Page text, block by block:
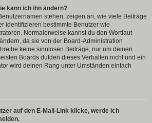
kann ich ihn ändern?
stehen, zeigen an, wie viele Beiträge
identifizieren bestimmte Benutzer wie
Normalerweise kannst du den Wortlaut
da sie von der Board-Administration
keine sinnlosen Beiträge, nur um deinen
Boards dulden dieses Verhalten nicht und ein
wird deinen Rang unter Umständen einfach
auf den E-Mail-Link klicke, werde ich